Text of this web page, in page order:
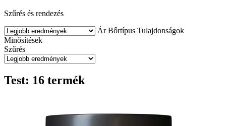
Szűrés és rendezés
Ár Bőrtípus Tulajdonságok
Minősítések
Szűrés
Test: 16 termék